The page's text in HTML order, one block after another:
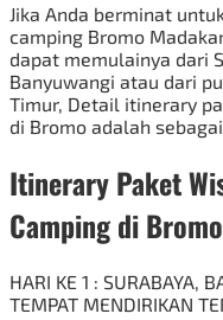
Jika Anda berminat
camping Bromo
dapat memulainya dari
Banyuwangi atau dari
Timur, Detail itinerary
di Bromo adalah
ItineraryPaket
Camping di Bromo
HARI KE 1 : SURABAYA,
TEMPAT MENDIRIKAN